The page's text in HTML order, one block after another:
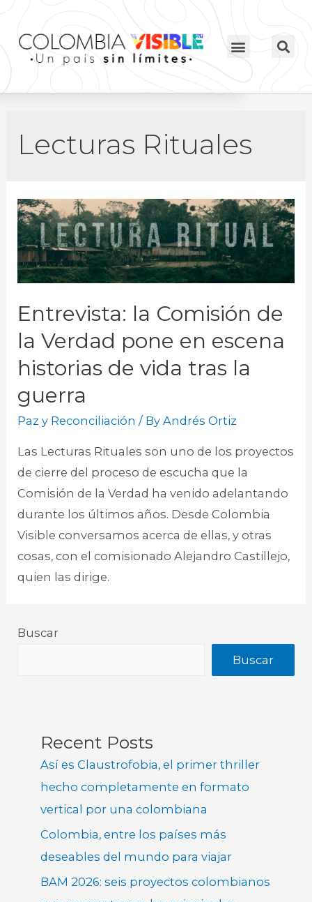
Lecturas Rituales
Entrevista: la Comisión de
la Verdad pone en escena
historias de vida tras la
guerra
Paz y Reconciliación / ByAndrés Ortiz
Las Lecturas Rituales son uno de los proyectos
de cierre del proceso de escucha que la
Comisión de la Verdad ha venido adelantando
durante los últimos años. Desde Colombia
Visible conversamos acerca de ellas, y otras
cosas, con el comisionado Alejandro Castillejo,
quien las dirige.
Buscar
Buscar
Recent Posts
Así es Claustrofobia, el primer thriller
hecho completamente en formato
vertical por una colombiana
Colombia, entre los países más
deseables del mundo para viajar
BAM 2026: seis proyectos colombianos